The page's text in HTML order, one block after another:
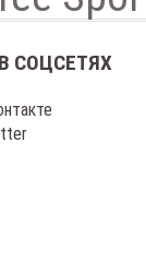
СОЦСЕТЯХ